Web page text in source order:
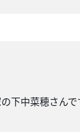
下中菜穂さんで